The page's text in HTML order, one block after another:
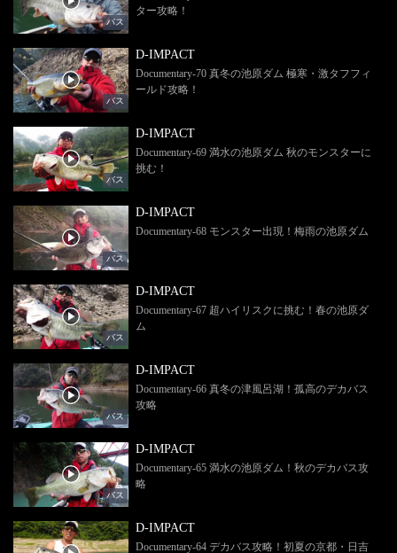
バス
ター攻略！
バス
D-IMPACT
Documentary-70 真冬の池原ダム 極寒・激タフフィ
ールド攻略！
バス
D-IMPACT
Documentary‐69 満水の池原ダム 秋のモンスターに
挑む！
バス
D-IMPACT
Documentary-68 モンスター出現！梅雨の池原ダム
バス
D-IMPACT
Documentary‐67 超ハイリスクに挑む！春の池原ダ
ム
バス
D-IMPACT
Documentary-66 真冬の津風呂湖！孤高のデカバス
攻略
バス
D-IMPACT
Documentary-65 満水の池原ダム！秋のデカバス攻
略
D-IMPACT
Documentary-64 デカバス攻略！初夏の京都・日吉